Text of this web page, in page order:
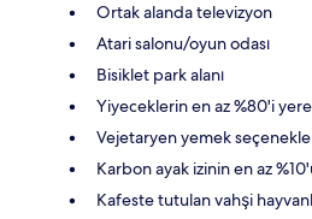
Ortak alanda televizyon
Atari salonu/oyun odası
Bisiklet park alanı
Yiyeceklerin en az %80'i
Vejetaryen yemek
Karbon ayak izinin en az
Kafeste tutulan vahşi